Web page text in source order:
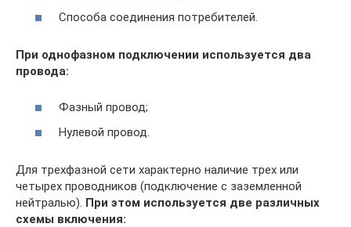
Способа соединения потребителей.
При однофазном подключении используется два
провода:
Фазный провод;
Нулевой провод.
Для трехфазной сети характерно наличие трех или
четырех проводников (подключение с заземленной
нейтралью). При этом используется две различных
схемы включения: